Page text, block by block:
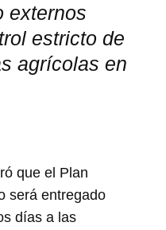
externos
estricto de
agrícolas en
que el Plan
será entregado
días a las